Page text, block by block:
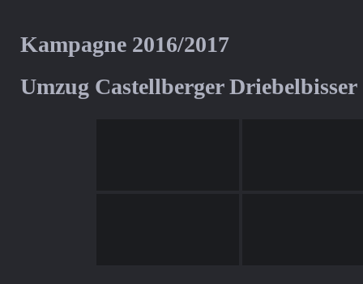
Kampagne 2016/2017
Umzug Castellberger